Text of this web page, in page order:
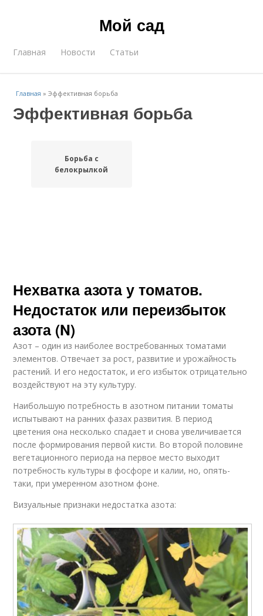
Мой сад
Главная Новости Статьи
Главная »Эффективная борьба
Эффективная борьба
Борьба с
белокрылкой
Нехватка азота у томатов.
Недостаток или переизбыток
азота (N)
Азот – один из наиболее востребованных томатами
элементов. Отвечает за рост, развитие и урожайность
растений. И его недостаток, и его избыток отрицательно
воздействуют на эту культуру.
Наибольшую потребность в азотном питании томаты
испытывают на ранних фазах развития. В период
цветения она несколько спадает и снова увеличивается
после формирования первой кисти. Во второй половине
вегетационного периода на первое место выходит
потребность культуры в фосфоре и калии, но, опять-
таки, при умеренном азотном фоне.
Визуальные признаки недостатка азота: